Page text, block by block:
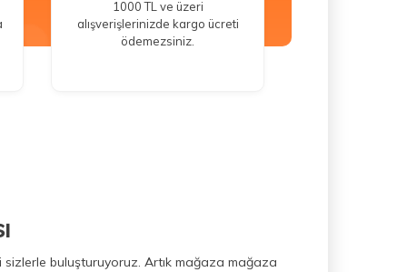
1000 TL ve üzeri
alışverişlerinizde kargo ücreti
ödemezsiniz.
sizlerle buluşturuyoruz. Artık mağaza mağaza